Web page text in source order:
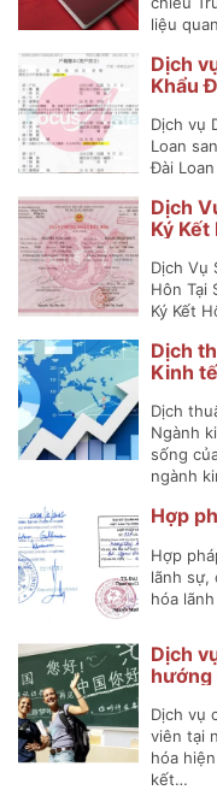
liệu
Dịch
Khẩu
Dịch vụ
Loan
Đài
Dịch
Ký Kết
Dịch Vụ
Hôn Tại
Ký Kết
Dịch
Kinh tế
Dịch
Ngành
sống
ngành
Hợp
Hợp
lãnh sự,
hóa
Dịch
hướng
Dịch vụ
viên tại
hóa
kết…